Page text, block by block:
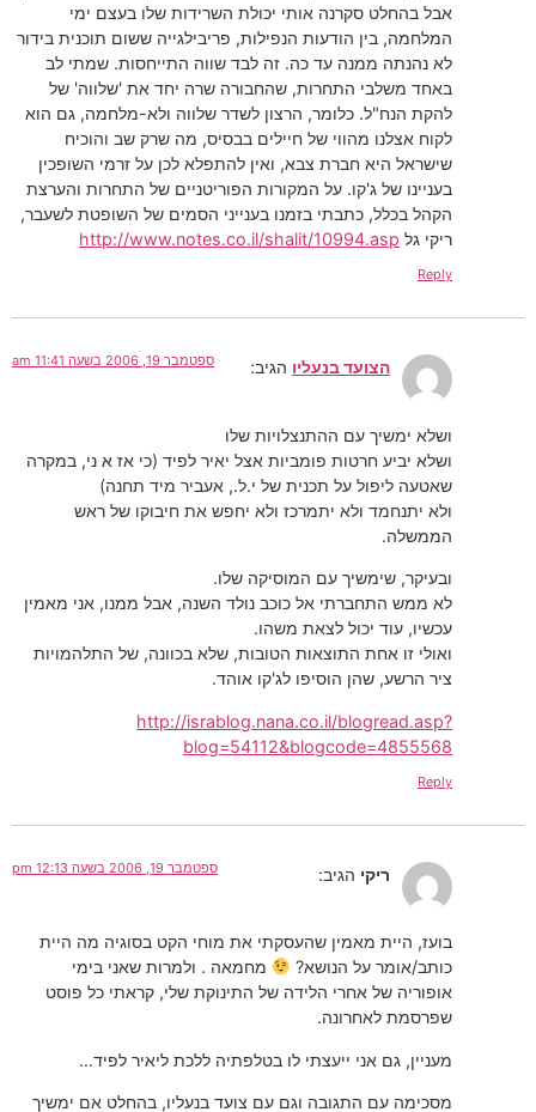
אבל בהחלט סקרנה אותי יכולת השרידות שלו בעצם ימי
המלחמה, בין הודעות הנפילות, פריבילגייה ששום תוכנית בידור
לא נהנתה ממנה עד כה. זה לבד שווה התייחסות. שמתי לב
באחד משלבי התחרות, שהחבורה שרה יחד את 'שלווה' של
להקת הנח"ל. כלומר, הרצון לשדר שלווה ולא-מלחמה, גם הוא
לקוח אצלנו מהווי של חיילים בבסיס, מה שרק שב והוכיח
שישראל היא חברת צבא, ואין להתפלא לכן על זרמי השופכין
בעניינו של ג'קו. על המקורות הפוריטניים של התחרות והערצת
הקהל בכלל, כתבתי בזמנו בענייני הסמים של השופטת לשעבר,
ריקי גל http://www.notes.co.il/shalit/10994.asp
Reply
הצועד בנעליו הגיב: ספטמבר 19, 2006 בשעה 11:41 am
ושלא ימשיך עם ההתנצלויות שלו
ושלא יביע חרטות פומביות אצל יאיר לפיד (כי אז א ני, במקרה
שאטעה ליפול על תכנית של י.ל., אעביר מיד תחנה)
ולא יתנחמד ולא יתמרכז ולא יחפש את חיבוקו של ראש
הממשלה.
ובעיקר, שימשיך עם המוסיקה שלו.
לא ממש התחברתי אל כוכב נולד השנה, אבל ממנו, אני מאמין
עכשיו, עוד יכול לצאת משהו.
ואולי זו אחת התוצאות הטובות, שלא בכוונה, של התלהמויות
ציר הרשע, שהן הוסיפו לג'קו אוהד.
http://israblog.nana.co.il/blogread.asp?
blog=54112&blogcode=4855568
Reply
ריקי הגיב: ספטמבר 19, 2006 בשעה 12:13 pm
בועז, היית מאמין שהעסקתי את מוחי הקט בסוגיה מה היית
כותב/אומר על הנושא?
מחמאה . ולמרות שאני בימי
אופוריה של אחרי הלידה של התינוקת שלי, קראתי כל פוסט
שפרסמת לאחרונה.
מעניין, גם אני ייעצתי לו בטלפתיה ללכת ליאיר לפיד…
מסכימה עם התגובה וגם עם צועד בנעליו, בהחלט אם ימשיך